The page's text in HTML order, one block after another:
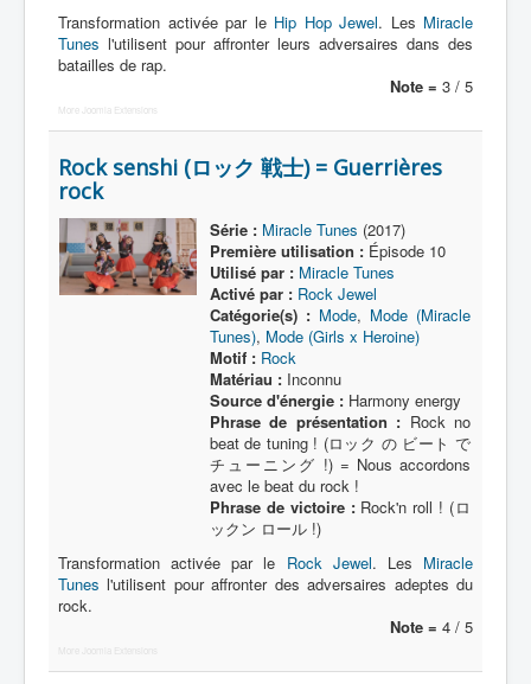
Modes
Sound Jewels
Accessoires
Armes
Pouvoirs
Attaques
Transformation activée par le Hip Hop Jewel. Les Miracle
Tunes l'utilisent pour affronter leurs adversaires dans des
batailles de rap.
Note = 3 / 5
More Joomla Extensions
Rock senshi (ロック 戦士) = Guerrières
rock
Série : Miracle Tunes (2017)
Première utilisation :Épisode 10
Utilisé par : Miracle Tunes
Activé par : Rock Jewel
Catégorie(s) : Mode, Mode (Miracle
Tunes), Mode (Girls x Heroine)
Motif : Rock
Matériau :Inconnu
Source d'énergie :Harmony energy
Phrase de présentation : Rock no
beat de tuning ! (ロック の ビート で
チューニング !) = Nous accordons
avec le beat du rock !
Phrase de victoire :Rock'n roll ! (ロ
ックン ロール !)
Transformation activée par le Rock Jewel. Les Miracle
Tunes l'utilisent pour affronter des adversaires adeptes du
rock.
Note = 4 / 5
More Joomla Extensions